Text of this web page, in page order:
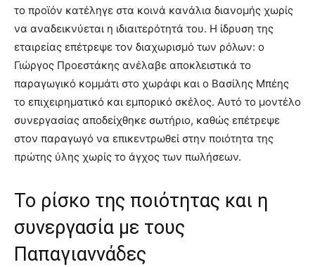
το προϊόν κατέληγε στα κοινά κανάλια διανομής χωρίς
να αναδεικνύεται η ιδιαιτερότητά του. Η ίδρυση της
εταιρείας επέτρεψε τον διαχωρισμό των ρόλων: ο
Γιώργος Προεστάκης ανέλαβε αποκλειστικά το
παραγωγικό κομμάτι στο χωράφι και ο Βασίλης Μπέης
το επιχειρηματικό και εμπορικό σκέλος. Αυτό το μοντέλο
συνεργασίας αποδείχθηκε σωτήριο, καθώς επέτρεψε
στον παραγωγό να επικεντρωθεί στην ποιότητα της
πρώτης ύλης χωρίς το άγχος των πωλήσεων.
Το ρίσκο της ποιότητας και η
συνεργασία με τους
Παπαγιαννάδες